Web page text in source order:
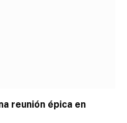
reunión épica en